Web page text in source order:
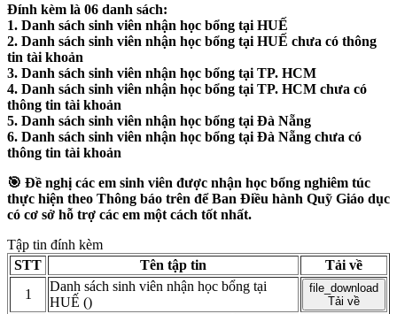
Đính kèm là 06 danh sách:
1. Danh sách sinh viên nhận học bổng tại HUẾ
2. Danh sách sinh viên nhận học bổng tại HUẾ chưa có thông
tin tài khoản
3. Danh sách sinh viên nhận học bổng tại TP. HCM
4. Danh sách sinh viên nhận học bổng tại TP. HCM chưa có
thông tin tài khoản
5. Danh sách sinh viên nhận học bổng tại Đà Nẵng
6. Danh sách sinh viên nhận học bổng tại Đà Nẵng chưa có
thông tin tài khoản
️🎯 Đề nghị các em sinh viên được nhận học bổng nghiêm túc
thực hiện theo Thông báo trên để Ban Điều hành Quỹ Giáo dục
có cơ sở hỗ trợ các em một cách tốt nhất.
Tập tin đính kèm
STT
Tên tập tin
Tải về
1
Danh sách sinh viên nhận học bổng tại
HUẾ ()
file_download
Tải về